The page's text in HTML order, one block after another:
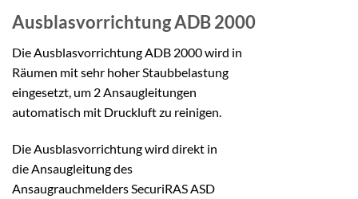
AusblasvorrichtungADB 2000
Die Ausblasvorrichtung ADB 2000 wird in
Räumen mit sehr hoher Staubbelastung
eingesetzt, um 2 Ansaugleitungen
automatisch mit Druckluft zu reinigen.
Die Ausblasvorrichtung wird direkt in
die Ansaugleitung des
Ansaugrauchmelders SecuriRAS ASD